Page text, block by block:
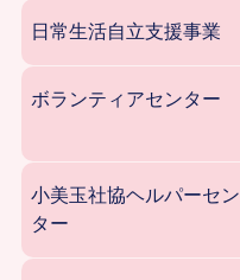
日常生活自立支援事業
ボランティアセンター
小美玉社協ヘルパーセン
ター